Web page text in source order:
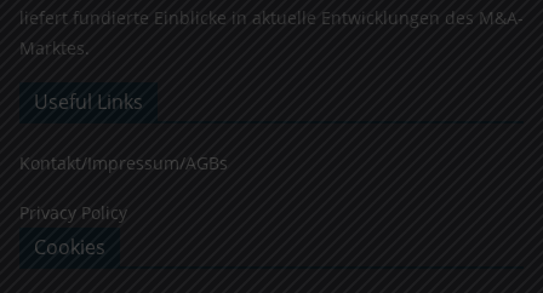
liefert fundierte Einblicke in aktuelle Entwicklungen des M&A-
Marktes.
Useful Links
Kontakt/Impressum/AGBs
Privacy Policy
Cookies